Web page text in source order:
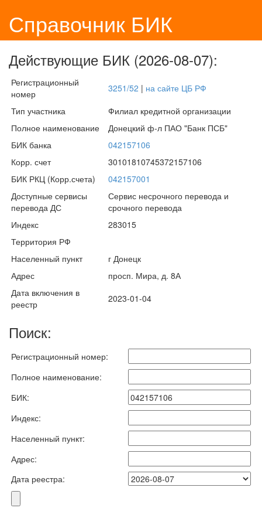
Справочник БИК
Действующие БИК (2026-08-07):
Регистрационный
номер
3251/52 | на сайте ЦБ РФ
Тип участника
Филиал кредитной организации
Полное наименование
Донецкий ф-л ПАО "Банк ПСБ"
БИК банка
042157106
Корр. счет
30101810745372157106
БИК РКЦ (Корр.счета)
042157001
Доступные сервисы
перевода ДС
Сервис несрочного перевода и
срочного перевода
Индекс
283015
Территория РФ
Населенный пункт
г Донецк
Адрес
просп. Мира, д. 8А
Дата включения в
реестр
2023-01-04
Поиск:
Регистрационный номер:
Полное наименование:
БИК:
Индекс:
Населенный пункт:
Адрес:
Дата реестра: